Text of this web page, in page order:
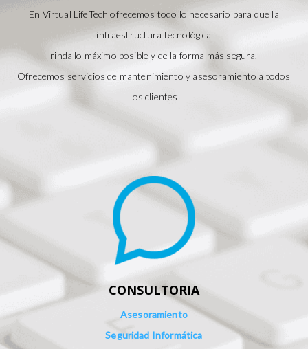
En Virtual LifeTech ofrecemos todo lo necesario para que la
infraestructura tecnológica
rinda lo máximo posible y de la forma más segura.
Ofrecemos servicios de mantenimiento y asesoramiento a todos
los clientes
CONSULTORIA
Asesoramiento
Seguridad Informática